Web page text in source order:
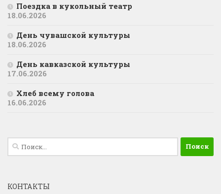
Поездка в кукольный театр
18.06.2026
День чувашской культуры
18.06.2026
День кавказской культуры
17.06.2026
Хлеб всему голова
16.06.2026
Найти:
КОНТАКТЫ